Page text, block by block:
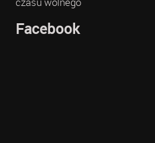
Facebook